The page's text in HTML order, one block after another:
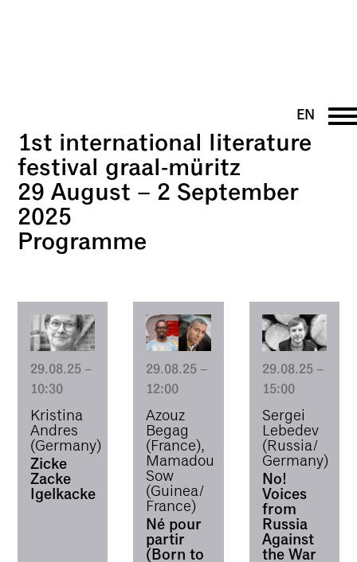
DE
EN
1st international literature
festival graal-müritz
29August – 2 September
2025
Programme
29.08.25 –
10:30
Kristina
Andres
(Germany)
Zicke
Zacke
Igelkacke
29.08.25 –
12:00
Azouz
Begag
(France),
Mamadou
Sow
(Guinea/
France)
Né pour
partir
(Born to
29.08.25 –
15:00
Sergei
Lebedev
(Russia/
Germany)
No!
Voices
from
Russia
Against
the War